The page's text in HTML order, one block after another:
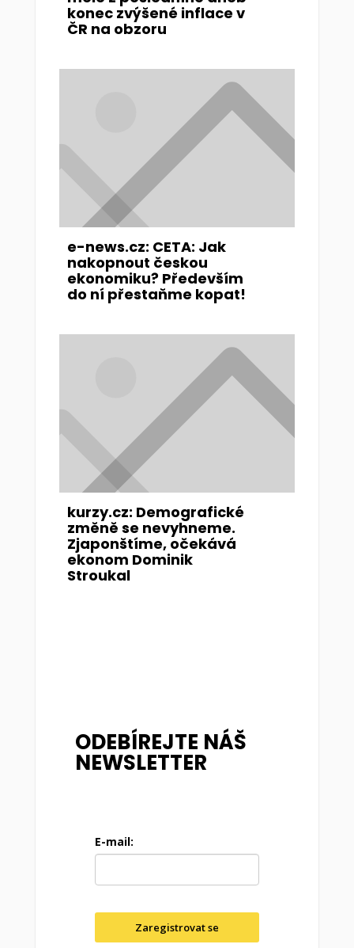
konec zvýšené inflace v
ČR na obzoru
e-news.cz: CETA: Jak
nakopnout českou
ekonomiku? Především
do ní přestaňme kopat!
kurzy.cz: Demografické
změně se nevyhneme.
Zjaponštíme, očekává
ekonom Dominik
Stroukal
ODEBÍREJTE NÁŠ
NEWSLETTER
E-mail:
Zaregistrovat se